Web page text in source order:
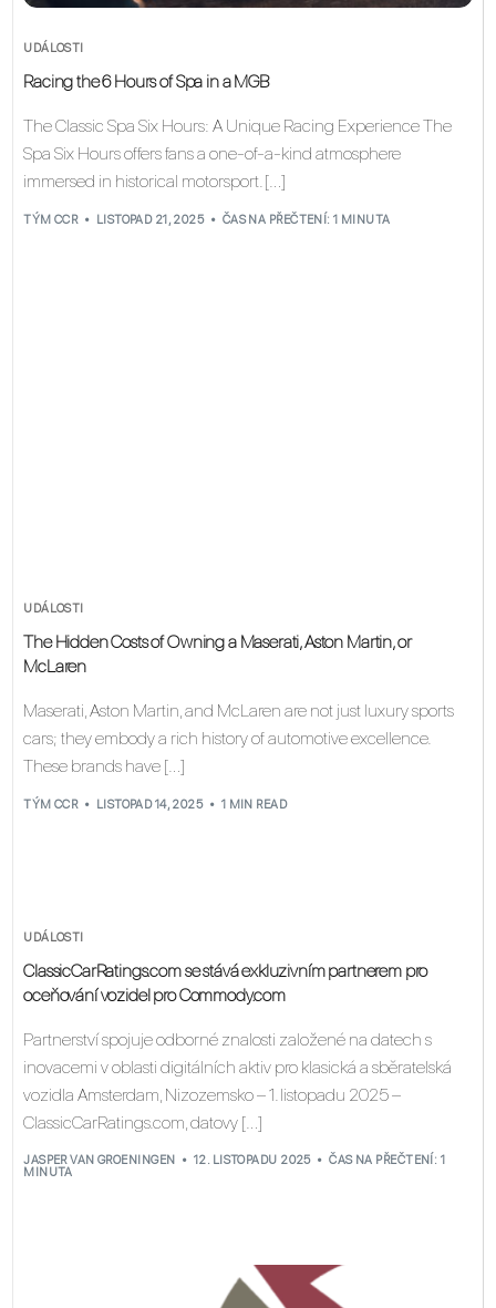
UDÁLOSTI
Racing the 6 Hours of Spa in a MGB
The Classic Spa Six Hours: A Unique Racing Experience The
Spa Six Hours offers fans a one-of-a-kind atmosphere
immersed in historical motorsport. […]
TÝM CCR LISTOPAD 21, 2025 ČAS NA PŘEČTENÍ: 1 MINUTA
UDÁLOSTI
The Hidden Costs of Owning a Maserati, Aston Martin, or
McLaren
Maserati, Aston Martin, and McLaren are not just luxury sports
cars; they embody a rich history of automotive excellence.
These brands have […]
TÝM CCR LISTOPAD 14, 2025 1 MIN READ
UDÁLOSTI
ClassicCarRatings.com se stává exkluzivním partnerem pro
oceňování vozidel pro Commody.com
Partnerství spojuje odborné znalosti založené na datech s
inovacemi v oblasti digitálních aktiv pro klasická a sběratelská
vozidla Amsterdam, Nizozemsko – 1. listopadu 2025 –
ClassicCarRatings.com, datovy […]
JASPER VAN GROENINGEN 12. LISTOPADU 2025
ČAS NA PŘEČTENÍ: 1
MINUTA